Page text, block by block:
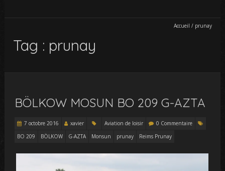
Accueil / prunay
Tag : prunay
BÖLKOW MOSUN BO 209 G-AZTA
7 octobre 2016 xavier Aviation de loisir
0 Commentaire
BO 209
BÖLKOW G-AZTA Monsun prunay Reims Prunay